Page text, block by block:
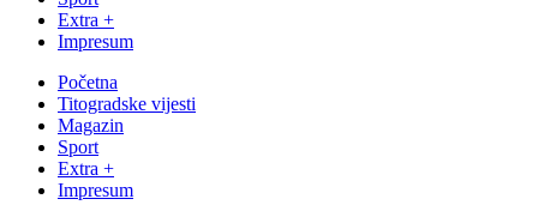
Extra +
Impresum
Početna
Titogradske vijesti
Magazin
Sport
Extra +
Impresum